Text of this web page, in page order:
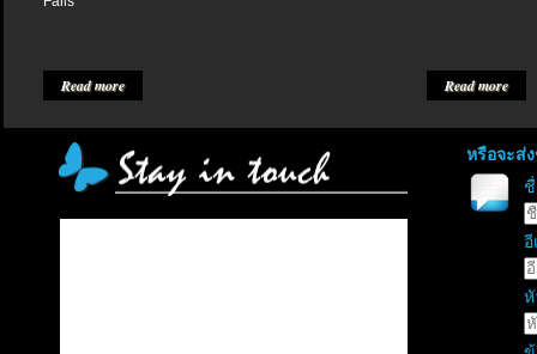
Read more Read more
หรือจะส่
อี
หั